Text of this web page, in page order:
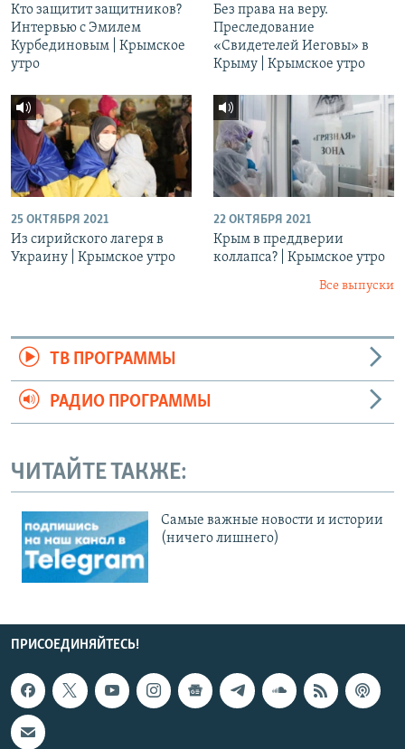
Кто защитит защитников?
Интервью с Эмилем
Курбединовым | Крымское
утро
Без права на веру.
Преследование
«Свидетелей Иеговы» в
Крыму | Крымское утро
25 ОКТЯБРЯ 2021
Из сирийского лагеря в
Украину | Крымское утро
22 ОКТЯБРЯ 2021
Крым в преддверии
коллапса? | Крымское утро
Все выпуски
ТВ ПРОГРАММЫ
РАДИО ПРОГРАММЫ
ЧИТАЙТЕ ТАКЖЕ:
Cамые важные новости и истории
(ничего лишнего)
ПРИСОЕДИНЯЙТЕСЬ!